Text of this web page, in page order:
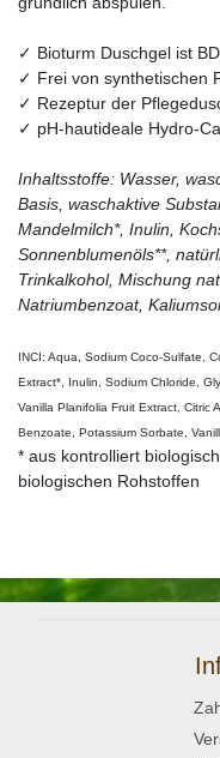
✓ Bioturm Duschgel ist
✓ Frei von synthetischen
✓ Rezeptur der
✓ pH-hautideale Hydro-
Inhaltsstoffe: Wasser,
Basis, waschaktive
Mandelmilch*, Inulin,
Sonnenblumenöls**,
Trinkalkohol, Mischung
Natriumbenzoat,
INCI: Aqua, Sodium Coco-Sulfate,
Extract*, Inulin, Sodium Chloride,
Vanilla Planifolia Fruit Extract, Citric
Benzoate, Potassium Sorbate,
* aus kontrolliert
biologischen Rohstoffen